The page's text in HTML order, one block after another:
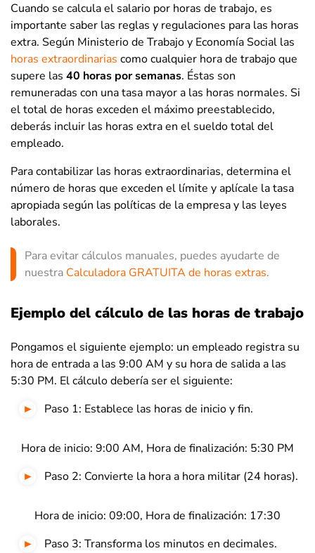
Cuando se calcula el salario por horas de trabajo, es
importante saber las reglas y regulaciones para las horas
extra. Según Ministerio de Trabajo y Economía Social las
horas extraordinarias como cualquier hora de trabajo que
supere las 40 horas por semanas. Éstas son
remuneradas con una tasa mayor a las horas normales. Si
el total de horas exceden el máximo preestablecido,
deberás incluir las horas extra en el sueldo total del
empleado.
Para contabilizar las horas extraordinarias, determina el
número de horas que exceden el límite y aplícale la tasa
apropiada según las políticas de la empresa y las leyes
laborales.
Para evitar cálculos manuales, puedes ayudarte de
nuestra Calculadora GRATUITA de horas extras.
Ejemplo del cálculo de las horas de trabajo
Pongamos el siguiente ejemplo: un empleado registra su
hora de entrada a las 9:00 AM y su hora de salida a las
5:30 PM. El cálculo debería ser el siguiente:
Paso 1: Establece las horas de inicio y fin.
Hora de inicio: 9:00 AM, Hora de finalización: 5:30 PM
Paso 2: Convierte la hora a hora militar (24 horas).
Hora de inicio: 09:00, Hora de finalización: 17:30
Paso 3: Transforma los minutos en decimales.